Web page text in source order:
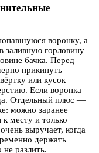
воронку, а
заливную горловину
бачка. Перед
прикинуть
или кусок
Если воронка
Отдельный плюс —
можно заранее
к месту и только
выручает, когда
держать
не разлить.